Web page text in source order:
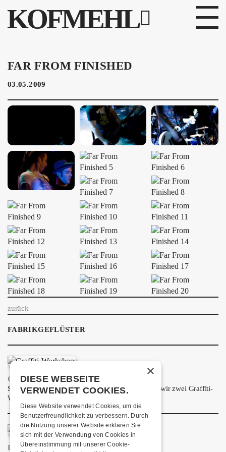
KOFMEHL
PROGRAMM
FABRIKGEFLÜSTER
GALERIE
FOTOGALERIE
PHOTOMAT
INFOS
KONTAKT
ÜBER UNS
GÖNNEREI
SHOP
MITMACHEN
FAR FROM FINISHED
03.05.2009
zurück
FABRIKGEFLÜSTER
GRAFFITI-WORKSHOPS
Spray dein eigenes Graffiti! Im September führen wir zwei Graffiti-
Workshops für Kinder und Jugendliche durch.
FRISCH BESTÄTIGT: URIAH HEEP
×
DIESE WEBSEITE
VERWENDET COOKIES.
Diese Website verwendet Cookies, um die
Benutzerfreundlichkeit zu verbessern. Durch
die Nutzung unserer Website erklären Sie
sich mit der Verwendung von Cookies in
Übereinstimmung mit unserer Cookie-